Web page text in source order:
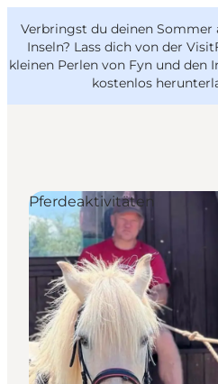
Verbringst du deinen Sommer
Inseln? Lass dich von der
kleinen Perlen von Fyn und den
kostenlos
Reise Ideen
Outdoor & bike
Essen & trinken
Übernachtung
VisitFyn
Deutsch
Pferdeaktivitäten